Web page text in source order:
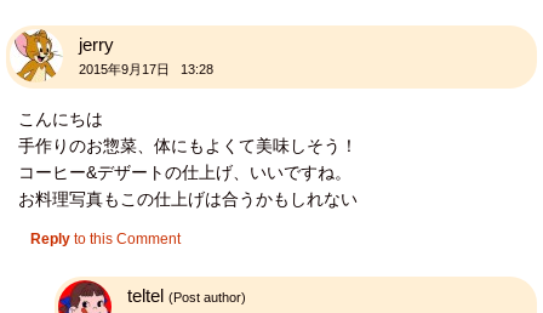
jerry
2015年9月17日 13:28
こんにちは
手作りのお惣菜、体にもよくて美味しそう！
コーヒー&デザートの仕上げ、いいですね。
お料理写真もこの仕上げは合うかもしれない
Reply to this Comment
teltel (Post author)